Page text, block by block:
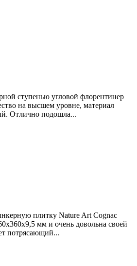
ступенью угловой флорентинер
на высшем уровне, материал
Отлично подошла...
плитку Nature Art Cognac
мм и очень довольна своей
потрясающий...